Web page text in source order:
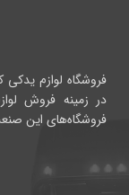
در زمینه فروش
فروشگاه‌های این